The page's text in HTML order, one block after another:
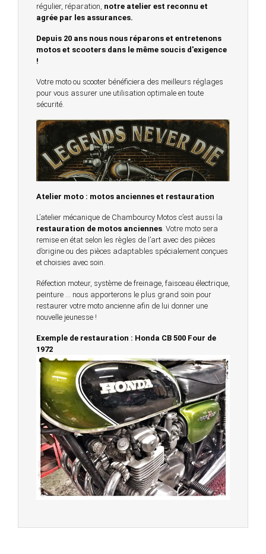
régulier, réparation, notre atelier est reconnu et
agrée par les assurances.
Depuis 20 ans nous nous réparons et entretenons
motos et scooters dans le même soucis d'exigence
!
Votre moto ou scooter bénéficiera des meilleurs réglages
pour vous assurer une utilisation optimale en toute
sécurité.
Atelier moto : motos anciennes et restauration
L’atelier mécanique de Chambourcy Motos c’est aussi la
restauration de motos anciennes . Votre moto sera
remise en état selon les règles de l’art avec des pièces
d’origine ou des pièces adaptables spécialement conçues
et choisies avec soin.
Réfection moteur, système de freinage, faisceau électrique,
peinture … nous apporterons le plus grand soin pour
restaurer votre moto ancienne afin de lui donner une
nouvelle jeunesse !
Exemple de restauration : Honda CB 500 Four de
1972